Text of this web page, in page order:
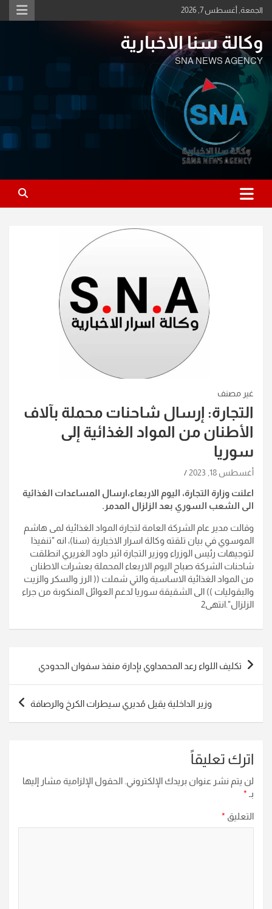
Skip
to
الجمعة, أغسطس 7, 2026
وكالة سنا الاخبارية
SNA NEWS AGENCY
غير مصنف
التجارة: إرسال شاحنات محملة بآلاف
الأطنان من المواد الغذائية إلى
سوريا
أغسطس 18, 2023
اعلنت وزارة التجارة، اليوم الاربعاء،ارسال المساعدات الغذائية
الى الشعب السوري بعد الزلزال المدمر.
وقالت مدير عام الشركة العامة لتجارة المواد الغذائية لمى هاشم
الموسوي في بيان تلقته وكالة اسرار الاخبارية (سنا)، انه "تنفيذا
لتوجيهات رئيس الوزراء ووزير التجارة اثير داود الغريري انطلقت
شاحنات الشركة صباح اليوم الاربعاء المحملة بعشرات الاطنان
من المواد الغذائية الاساسية والتي شملت (( الرز والسكر والزيت
والبقوليات )) الى الشقيقة سوريا لدعم العوائل المنكوبة من جراء
الزلزال".انتهى2
تصفّح
المقالات
تكليف اللواء رعد المحمداوي بإدارة منفذ سفوان الحدودي
وزير الداخلية يقيل مُديري سيطرات الكرخ والرصافة
اترك تعليقاً
لن يتم نشر عنوان بريدك الإلكتروني. الحقول الإلزامية مشار إليها
بـ *
التعليق *